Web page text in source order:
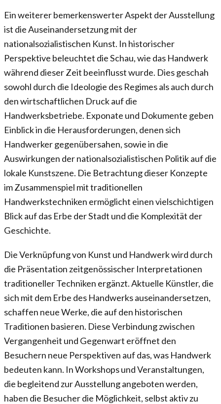
Ein weiterer bemerkenswerter Aspekt der Ausstellung
ist die Auseinandersetzung mit der
nationalsozialistischen Kunst. In historischer
Perspektive beleuchtet die Schau, wie das Handwerk
während dieser Zeit beeinflusst wurde. Dies geschah
sowohl durch die Ideologie des Regimes als auch durch
den wirtschaftlichen Druck auf die
Handwerksbetriebe. Exponate und Dokumente geben
Einblick in die Herausforderungen, denen sich
Handwerker gegenübersahen, sowie in die
Auswirkungen der nationalsozialistischen Politik auf die
lokale Kunstszene. Die Betrachtung dieser Konzepte
im Zusammenspiel mit traditionellen
Handwerkstechniken ermöglicht einen vielschichtigen
Blick auf das Erbe der Stadt und die Komplexität der
Geschichte.
Die Verknüpfung von Kunst und Handwerk wird durch
die Präsentation zeitgenössischer Interpretationen
traditioneller Techniken ergänzt. Aktuelle Künstler, die
sich mit dem Erbe des Handwerks auseinandersetzen,
schaffen neue Werke, die auf den historischen
Traditionen basieren. Diese Verbindung zwischen
Vergangenheit und Gegenwart eröffnet den
Besuchern neue Perspektiven auf das, was Handwerk
bedeuten kann. In Workshops und Veranstaltungen,
die begleitend zur Ausstellung angeboten werden,
haben die Besucher die Möglichkeit, selbst aktiv zu